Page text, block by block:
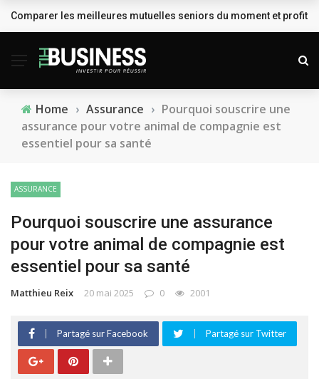
BREAKING NEWS
Comparer les meilleures mutuelles seniors du moment et
Home › Assurance › Pourquoi souscrire une
assurance pour votre animal de compagnie est
essentiel pour sa santé
ASSURANCE
Pourquoi souscrire une assurance
pour votre animal de compagnie est
essentiel pour sa santé
Matthieu Reix 20 mai 2025 0 2001
Partagé sur Facebook Partagé sur Twitter